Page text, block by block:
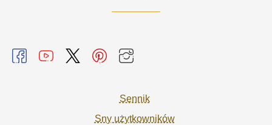
Sennik
Sny użytkowników